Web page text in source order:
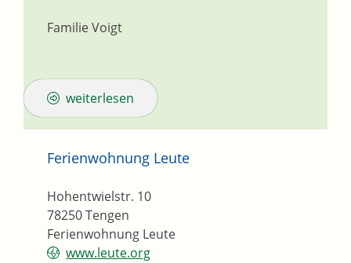
Familie Voigt
weiterlesen
Ferienwohnung Leute
Ferienwohnung Leute
Hohentwielstr. 10
78250Tengen
www.leute.org